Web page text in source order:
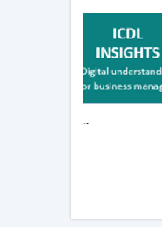
...